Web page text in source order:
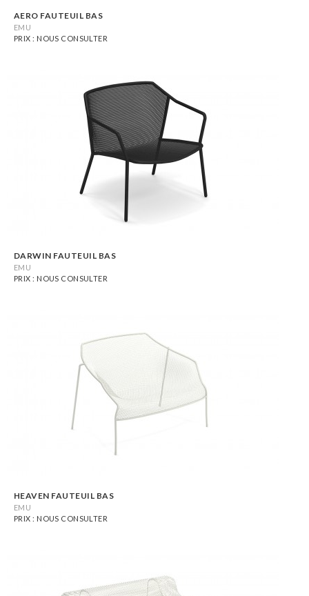
AERO FAUTEUIL BAS
EMU
PRIX : NOUS CONSULTER
DARWIN FAUTEUIL BAS
EMU
PRIX : NOUS CONSULTER
HEAVEN FAUTEUIL BAS
EMU
PRIX : NOUS CONSULTER